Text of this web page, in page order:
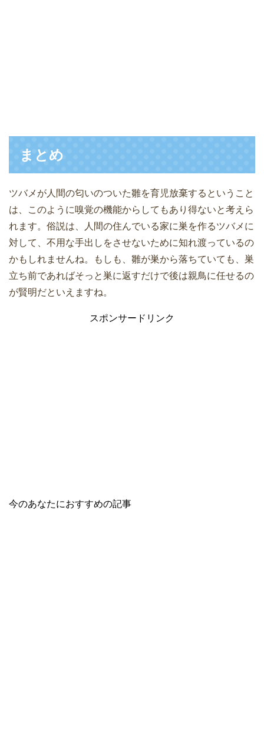
まとめ
ツバメが人間の匂いのついた雛を育児放棄するということ
は、このように嗅覚の機能からしてもあり得ないと考えら
れます。俗説は、人間の住んでいる家に巣を作るツバメに
対して、不用な手出しをさせないために知れ渡っているの
かもしれませんね。もしも、雛が巣から落ちていても、巣
立ち前であればそっと巣に返すだけで後は親鳥に任せるの
が賢明だといえますね。
スポンサードリンク
今のあなたにおすすめの記事